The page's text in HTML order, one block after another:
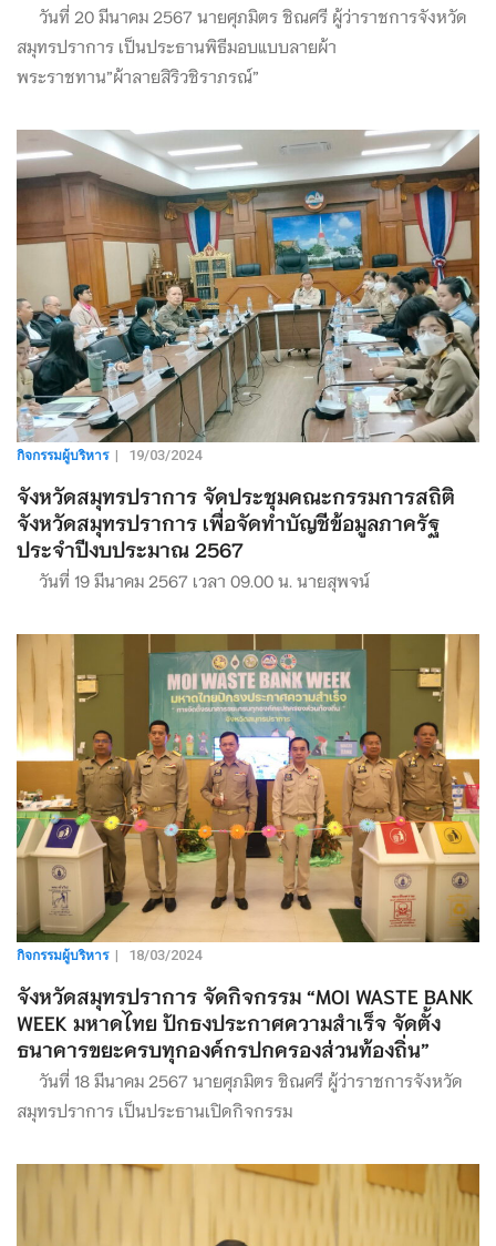
วันที่ 20 มีนาคม 2567 นายศุภมิตร ชิณศรี ผู้ว่าราชการจังหวัด
สมุทรปราการ เป็นประธานพิธีมอบแบบลายผ้า
พระราชทาน”ผ้าลายสิริวชิราภรณ์”
กิจกรรมผู้บริหาร| 19/03/2024
จังหวัดสมุทรปราการ จัดประชุมคณะกรรมการสถิติ
จังหวัดสมุทรปราการ เพื่อจัดทำบัญชีข้อมูลภาครัฐ
ประจำปีงบประมาณ 2567
วันที่ 19 มีนาคม 2567 เวลา 09.00 น. นายสุพจน์
กิจกรรมผู้บริหาร| 18/03/2024
จังหวัดสมุทรปราการ จัดกิจกรรม “MOI WASTE BANK
WEEK มหาดไทย ปักธงประกาศความสำเร็จ จัดตั้ง
ธนาคารขยะครบทุกองค์กรปกครองส่วนท้องถิ่น”
วันที่ 18 มีนาคม 2567 นายศุภมิตร ชิณศรี ผู้ว่าราชการจังหวัด
สมุทรปราการ เป็นประธานเปิดกิจกรรม